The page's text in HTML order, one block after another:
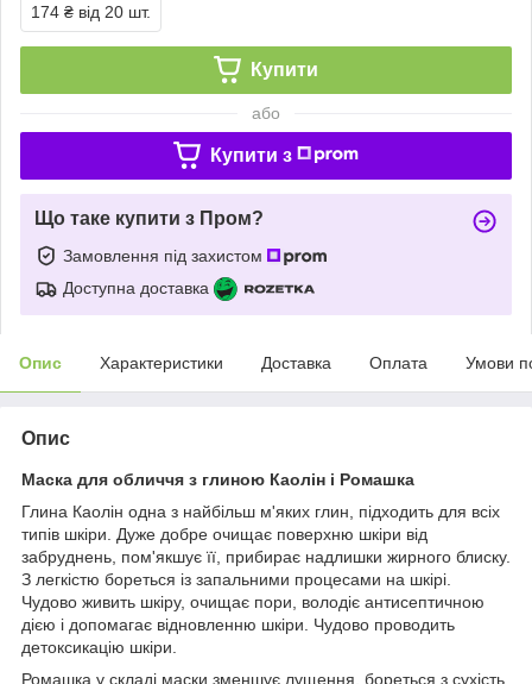
174 ₴ від 20 шт.
Купити
або
Купити з
Що таке купити з Пром?
Замовлення під захистом
Доступна доставка
Опис Характеристики Доставка Оплата Умови
Опис
Маска для обличчя з глиною Каолін і Ромашка
Глина Каолін одна з найбільш м'яких глин, підходить для всіх
типів шкіри. Дуже добре очищає поверхню шкіри від
забруднень, пом'якшує її, прибирає надлишки жирного блиску.
З легкістю бореться із запальними процесами на шкірі.
Чудово живить шкіру, очищає пори, володіє антисептичною
дією і допомагає відновленню шкіри. Чудово проводить
детоксикацію шкіри.
Ромашка у складі маски зменшує лущення, бореться з сухість